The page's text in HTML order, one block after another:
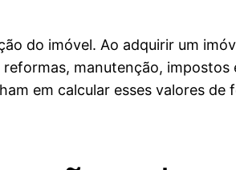
do imóvel. Ao adquirir um
manutenção,
em calcular esses valores de